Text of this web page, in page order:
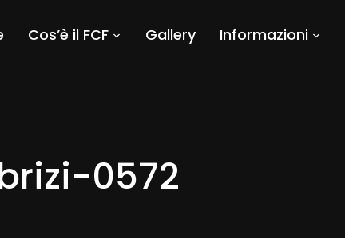
Cos’è il FCF Gallery Informazioni
0572